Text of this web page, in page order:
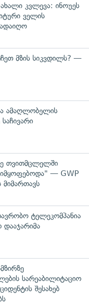
კვლევა: ინოუეს
ველის
მზის სიკვდილს? —
ამაღლობელის
თვითმცლელში
იმყოფებოდა" — GWP
ტელეკომპანია
სარეაბილიტაციო
შესახებ